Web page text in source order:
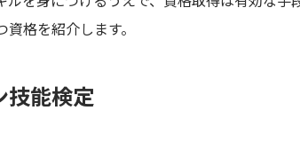
格を紹介します。
技能検定